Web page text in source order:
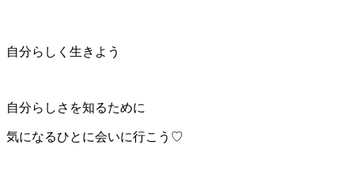
自分らしく生きよう
自分らしさを知るために
気になるひとに会いに行こう♡